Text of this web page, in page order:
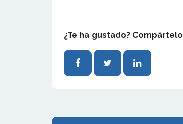
¿Te ha gustado? Compártelo